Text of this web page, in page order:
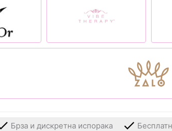
Брза и дискретна испорака